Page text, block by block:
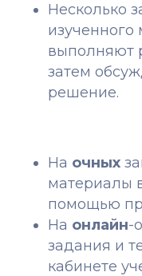
Несколько
изученного
выполняют
затем
решение.
На очных
материалы
помощью
На онлайн-
задания и
кабинете